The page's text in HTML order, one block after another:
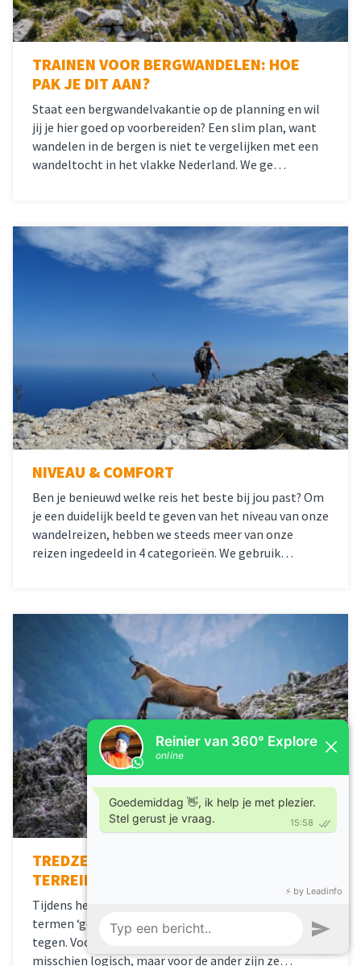
TRAINEN VOOR BERGWANDELEN: HOE
PAK JE DIT AAN?
Staat een bergwandelvakantie op de planning en wil
jij je hier goed op voorbereiden? Een slim plan, want
wandelen in de bergen is niet te vergelijken met een
wandeltocht in het vlakke Nederland. We ge…
NIVEAU & COMFORT
Ben je benieuwd welke reis het beste bij jou past? Om
je een duidelijk beeld te geven van het niveau van onze
wandelreizen, hebben we steeds meer van onze
reizen ingedeeld in 4 categorieën. We gebruik…
TREDZEKERHEID & GEËXPONEERD
TERREIN
Tijdens het boeken van een wandelreis kom je vaak de
termen ‘geëxponeerd terrein’ en ‘tredzekerheid’
tegen. Voor de ene persoon klinken deze termen
misschien logisch, maar voor de ander zijn ze…